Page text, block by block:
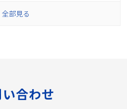
全部見る
合わせ